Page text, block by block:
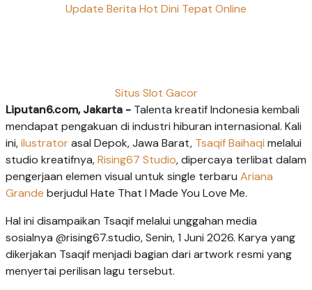
Update Berita Hot Dini Tepat Online
Situs Slot Gacor
Liputan6.com, Jakarta - Talenta kreatif Indonesia kembali
mendapat pengakuan di industri hiburan internasional. Kali
ini,ilustratorasal Depok, Jawa Barat, Tsaqif Baihaqi melalui
studio kreatifnya,Rising67 Studio, dipercaya terlibat dalam
pengerjaan elemen visual untuk single terbaru Ariana
Grande berjudul Hate That I Made You Love Me.
Hal ini disampaikan Tsaqif melalui unggahan media
sosialnya @rising67.studio, Senin, 1 Juni 2026. Karya yang
dikerjakan Tsaqif menjadi bagian dari artwork resmi yang
menyertai perilisan lagu tersebut.